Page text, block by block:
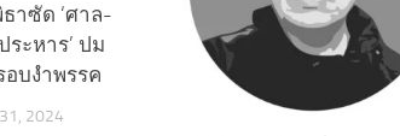
าซัด ‘ศาล-
ระหาร’ ปม
บงำพรรค
2024